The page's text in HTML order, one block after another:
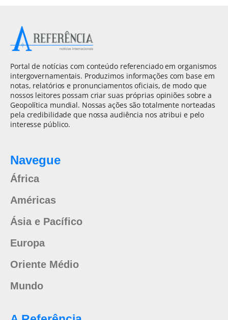
Portal de notícias com conteúdo referenciado em organismos
intergovernamentais. Produzimos informações com base em
notas, relatórios e pronunciamentos oficiais, de modo que
nossos leitores possam criar suas próprias opiniões sobre a
Geopolítica mundial. Nossas ações são totalmente norteadas
pela credibilidade que nossa audiência nos atribui e pelo
interesse público.
Navegue
África
Américas
Ásia e Pacífico
Europa
Oriente Médio
Mundo